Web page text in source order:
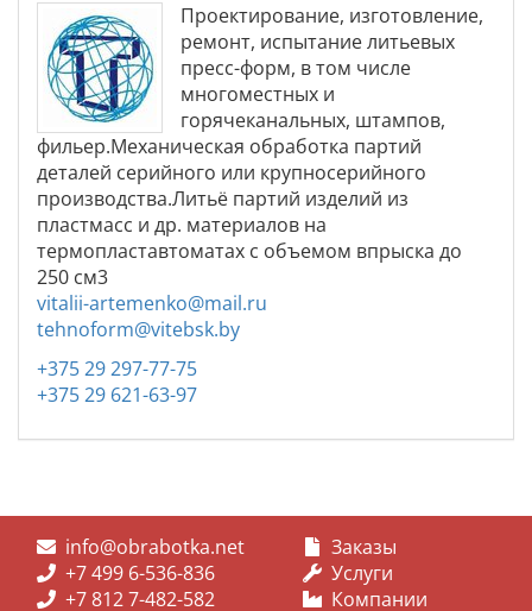
Проектирование, изготовление,
ремонт, испытание литьевых
пресс-форм, в том числе
многоместных и
горячеканальных, штампов,
фильер.Механическая обработка партий
деталей серийного или крупносерийного
производства.Литьё партий изделий из
пластмасс и др. материалов на
термопластавтоматах с объемом впрыска до
250 см3
vitalii-artemenko@mail.ru
tehnoform@vitebsk.by
+375 29 297-77-75
+375 29 621-63-97
info@obrabotka.net
+7 499 6-536-836
+7 812 7-482-582
Заказы
Услуги
Компании